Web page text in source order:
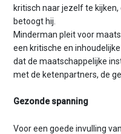
kritisch naar jezelf te
betoogt hij.
Minderman pleit voor
een kritische en
dat de maatschappelijke
met de ketenpartners, de
Gezonde spanning
Voor een goede invulling